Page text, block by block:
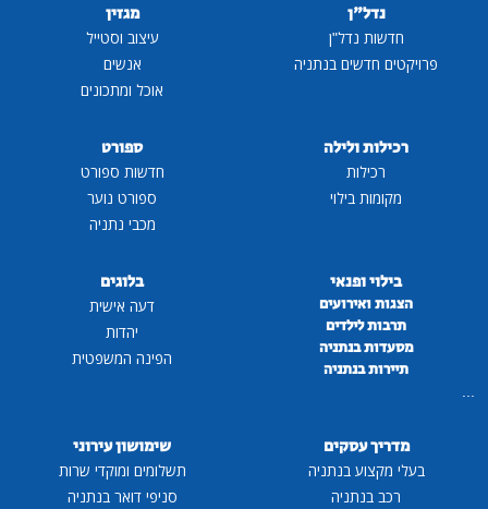
נדל"ן
חדשות נדל"ן
פרויקטים חדשים בנתניה
מגזין
עיצוב וסטייל
אנשים
אוכל ומתכונים
רכילות ולילה
רכילות
מקומות בילוי
ספורט
חדשות ספורט
ספורט נוער
מכבי נתניה
בילוי ופנאי
הצגות ואירועים
תרבות לילדים
מסעדות בנתניה
תיירות בנתניה
...
בלוגים
דעה אישית
יהדות
הפינה המשפטית
מדריך עסקים
בעלי מקצוע בנתניה
רכב בנתניה
שימושון עירוני
תשלומים ומוקדי שרות
סניפי דואר בנתניה